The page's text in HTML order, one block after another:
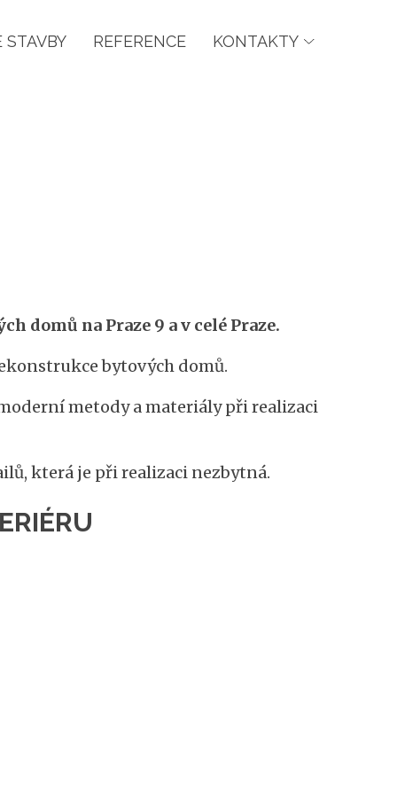
STAVBY REFERENCE KONTAKTY
domů na Praze 9 a v celé Praze.
bytových domů.
metody a materiály při realizaci
která je při realizaci nezbytná.